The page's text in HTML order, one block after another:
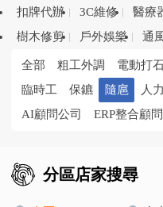
扣牌代辦
3C維修 醫療
樹木修剪
戶外娛樂 通
全部 粗工外調 電動打
臨時工
保鑣 隨扈 人
AI顧問公司
ERP整合顧問
分區店家搜尋